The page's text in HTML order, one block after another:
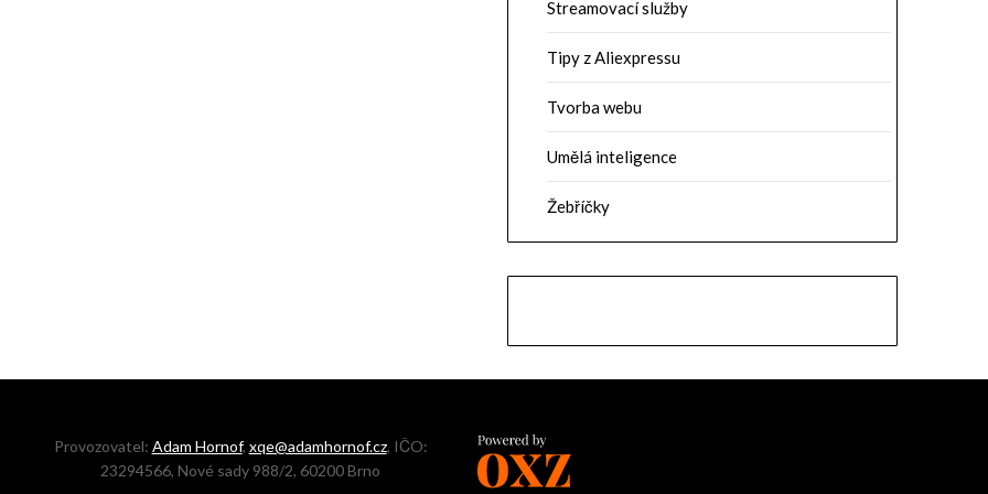
Streamovací služby
Tipy z Aliexpressu
Tvorba webu
Umělá inteligence
Žebříčky
Provozovatel: Adam Hornof, xqe@adamhornof.cz, IČO:
23294566, Nové sady 988/2, 60200 Brno